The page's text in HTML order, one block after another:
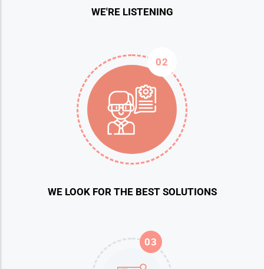
WE'RE LISTENING
02
WE LOOK FOR THE BEST SOLUTIONS
03